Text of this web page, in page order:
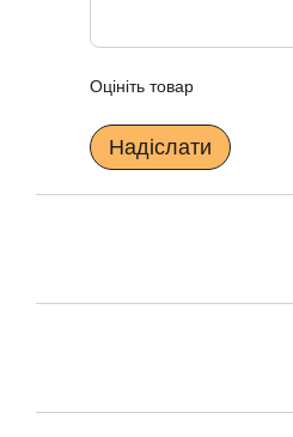
Оцініть товар
Надіслати